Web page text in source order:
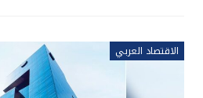
الاقتصاد العربي